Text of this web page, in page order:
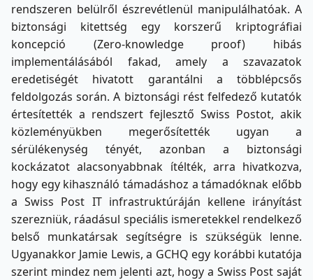
rendszeren belülről észrevétlenül manipulálhatóak. A
biztonsági kitettség egy korszerű kriptográfiai
koncepció (Zero-knowledge proof) hibás
implementálásából fakad, amely a szavazatok
eredetiségét hivatott garantálni a többlépcsős
feldolgozás során. A biztonsági rést felfedező kutatók
értesítették a rendszert fejlesztő Swiss Postot, akik
közleményükben megerősítették ugyan a
sérülékenység tényét, azonban a biztonsági
kockázatot alacsonyabbnak ítélték, arra hivatkozva,
hogy egy kihasználó támadáshoz a támadóknak előbb
a Swiss Post IT infrastruktúráján kellene irányítást
szerezniük, ráadásul speciális ismeretekkel rendelkező
belső munkatársak segítségre is szükségük lenne.
Ugyanakkor Jamie Lewis, a GCHQ egy korábbi kutatója
szerint mindez nem jelenti azt, hogy a Swiss Post saját